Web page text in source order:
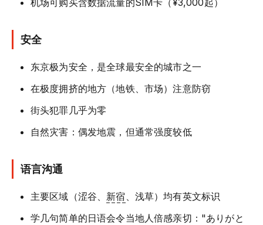
机场可购买含数据流量的SIM卡（¥3,000起）
安全
东京极为安全，是全球最安全的城市之一
在极度拥挤的地方（地铁、市场）注意防窃
街头犯罪几乎为零
自然灾害：偶发地震，但通常强度较低
语言沟通
主要区域（涩谷、 新宿 、浅草）均有英文标识
学几句简单的日语会令当地人倍感亲切："ありがと